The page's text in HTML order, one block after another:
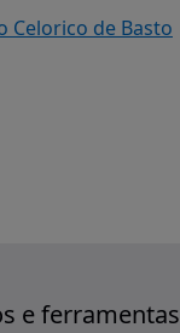
Celorico de Basto
e ferramentas